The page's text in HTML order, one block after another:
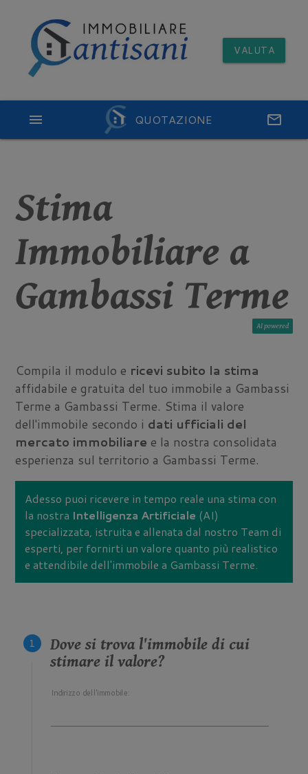
VALUTA
QUOTAZIONE email
menu
Stima
Immobiliare a
Gambassi Terme
AI
Compila il modulo e ricevi subito la stima
affidabile e gratuita del tuo immobile a Gambassi
Terme a Gambassi Terme. Stima il valore
dell'immobile secondo i dati ufficiali del
mercato immobiliare e la nostra consolidata
esperienza sul territorio a Gambassi Terme.
Adesso puoi ricevere in tempo reale una stima con
la nostra Intelligenza Artificiale (AI)
specializzata, istruita e allenata dal nostro Team di
esperti, per fornirti un valore quanto più realistico
e attendibile dell'immobile a Gambassi Terme.
Dove si trova l'immobile di cui
stimare il valore?
Indirizzo dell'immobile: